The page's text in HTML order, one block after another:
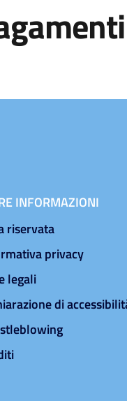
INFORMAZIONI
riservata
privacy
legali
di